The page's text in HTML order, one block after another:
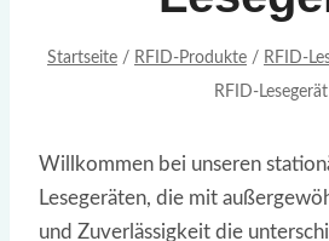
Startseite / RFID-Produkte / RFID-
RFID-Lesegerät
Willkommen bei unseren
Lesegeräten, die mit
und Zuverlässigkeit die